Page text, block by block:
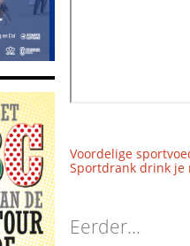
Voordelige
Sportdrank drink je
Eerder...